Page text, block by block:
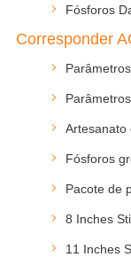
Fósforos
Corresponder
Artesanato
Fósforos
Pacote de
8 Inches
11 Inches